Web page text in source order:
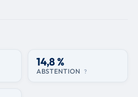
14,8 %
ABSTENTION ?